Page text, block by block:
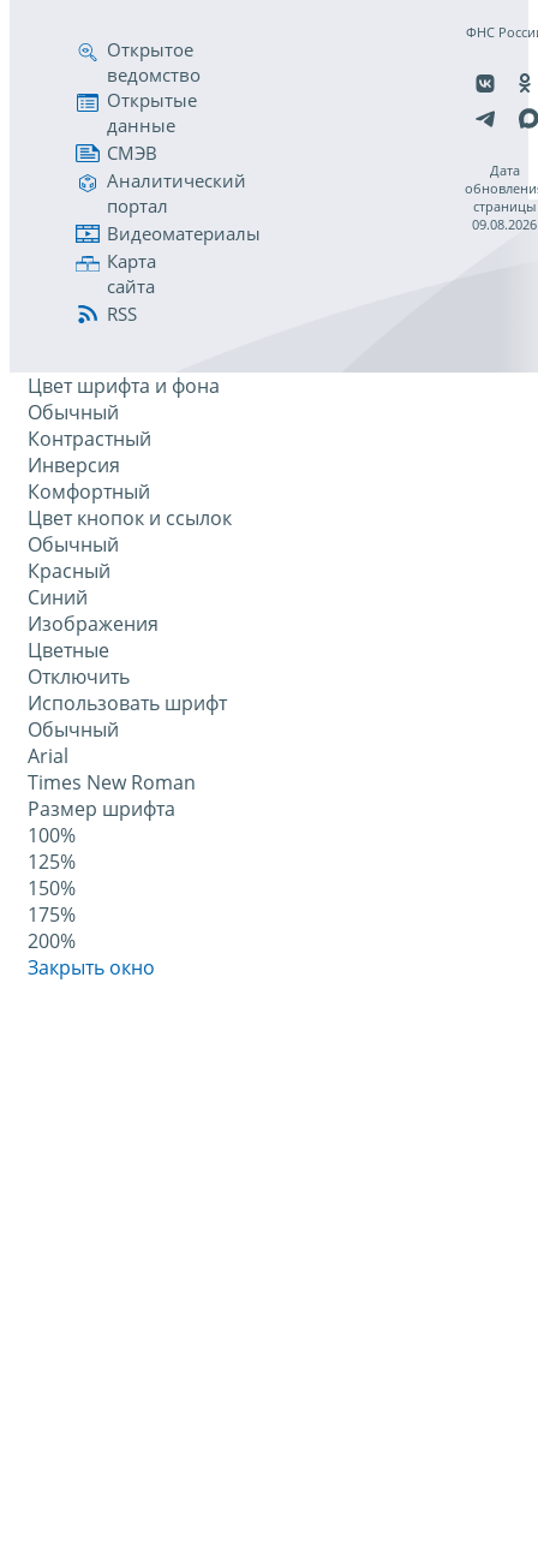
Открытое
ведомство
Открытые
данные
СМЭВ
Аналитический
портал
Видеоматериалы
Карта
сайта
RSS
ФНС
Дата
страницы
09.08.2026
Цвет шрифта и фона
Обычный
Контрастный
Инверсия
Комфортный
Цвет кнопок и ссылок
Обычный
Красный
Синий
Изображения
Цветные
Отключить
Использовать шрифт
Обычный
Arial
Times New Roman
Размер шрифта
100%
125%
150%
175%
200%
Закрыть окно